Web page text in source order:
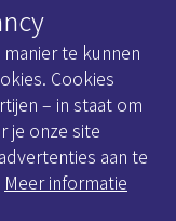
te kunnen
Cookies
– in staat om
je onze site
aan te
Meer informatie